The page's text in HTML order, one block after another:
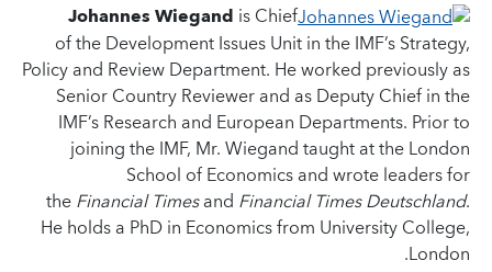
Johannes Wiegand is Chief
of the Development Issues Unit in the IMF’s Strategy,
Policy and Review Department. He worked previously as
Senior Country Reviewer and as Deputy Chief in the
IMF’s Research and European Departments. Prior to
joining the IMF, Mr. Wiegand taught at the London
School of Economics and wrote leaders for
theFinancial Timesand Financial Times Deutschland.
He holds a PhD in Economics from University College,
London.